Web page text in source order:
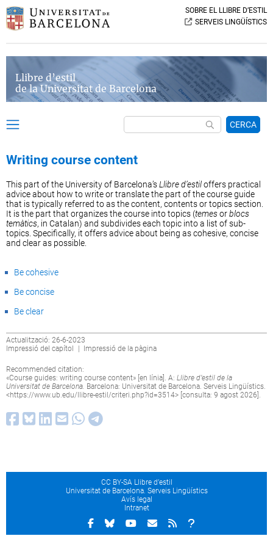
SOBRE EL LLIBRE D’ESTIL
SERVEIS LINGÜÍSTICS
Llibre d’estil
de la Universitat de Barcelona
CERCA
Writing course content
This part of the University of Barcelona’sLlibre d’estiloffers practical
advice about how to write or translate the part of the course guide
that is typically referred to as the content, contents or topics section.
It is the part that organizes the course into topics (temesorblocs
temàtics, in Catalan) and subdivides each topic into a list of sub-
topics. Specifically, it offers advice about being as cohesive, concise
and clear as possible.
Be cohesive
Be concise
Be clear
Actualització: 26-6-2023
Impressió del capítol
| Impressió de la pàgina
Recommended citation:
«Course guides: writing course content» [en línia]. A: Llibre d’estil de la
Universitat de Barcelona. Barcelona: Universitat de Barcelona. Serveis Lingüístics.
<https://www.ub.edu/llibre-estil/criteri.php?id=3514> [consulta: 9 agost 2026].
CC BY-SA Llibre d’estil
Universitat de Barcelona. Serveis Lingüístics
Avís legal
Intranet